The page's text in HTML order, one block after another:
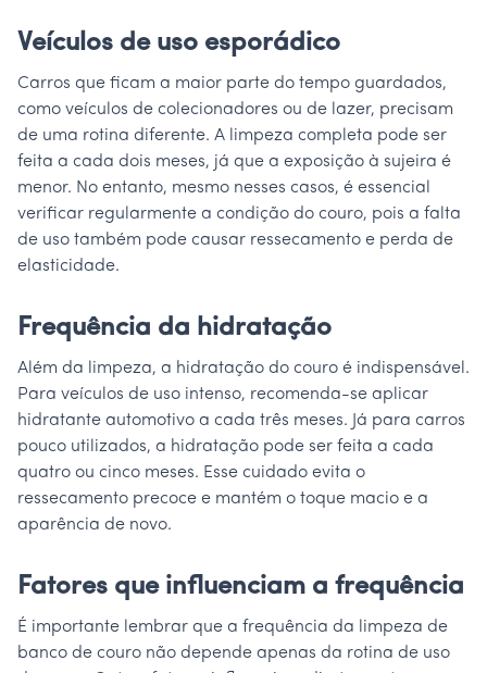
Veículos de uso esporádico
Carros que ficam a maior parte do tempo guardados,
como veículos de colecionadores ou de lazer, precisam
de uma rotina diferente. A limpeza completa pode ser
feita a cada dois meses, já que a exposição à sujeira é
menor. No entanto, mesmo nesses casos, é essencial
verificar regularmente a condição do couro, pois a falta
de uso também pode causar ressecamento e perda de
elasticidade.
Frequência da hidratação
Além da limpeza, a hidratação do couro é indispensável.
Para veículos de uso intenso, recomenda-se aplicar
hidratante automotivo a cada três meses. Já para carros
pouco utilizados, a hidratação pode ser feita a cada
quatro ou cinco meses. Esse cuidado evita o
ressecamento precoce e mantém o toque macio e a
aparência de novo.
Fatores que influenciam a frequência
É importante lembrar que a frequência da limpeza de
banco de couro não depende apenas da rotina de uso